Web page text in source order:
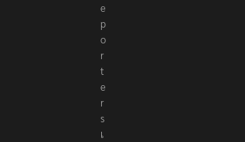
e
p
o
r
t
e
r
s
เ